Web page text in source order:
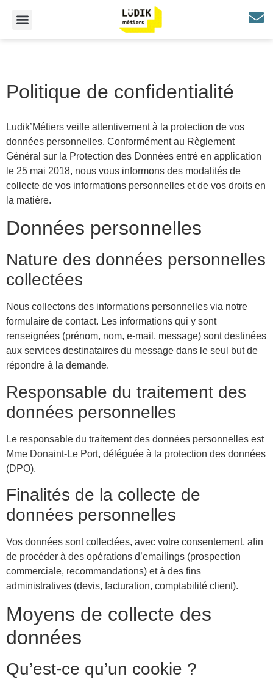
Politique de confidentialité
Ludik’Métiers veille attentivement à la protection de vos
données personnelles. Conformément au Règlement
Général sur la Protection des Données entré en application
le 25 mai 2018, nous vous informons des modalités de
collecte de vos informations personnelles et de vos droits en
la matière.
Données personnelles
Nature des données personnelles
collectées
Nous collectons des informations personnelles via notre
formulaire de contact. Les informations qui y sont
renseignées (prénom, nom, e-mail, message) sont destinées
aux services destinataires du message dans le seul but de
répondre à la demande.
Responsable du traitement des
données personnelles
Le responsable du traitement des données personnelles est
Mme Donaint-Le Port, déléguée à la protection des données
(DPO).
Finalités de la collecte de
données personnelles
Vos données sont collectées, avec votre consentement, afin
de procéder à des opérations d’emailings (prospection
commerciale, recommandations) et à des fins
administratives (devis, facturation, comptabilité client).
Moyens de collecte des
données
Qu’est-ce qu’un cookie ?